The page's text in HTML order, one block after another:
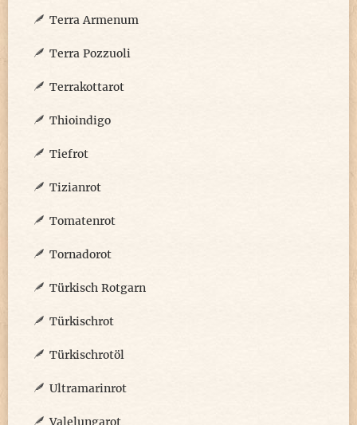
Terra Armenum
Terra Pozzuoli
Terrakottarot
Thioindigo
Tiefrot
Tizianrot
Tomatenrot
Tornadorot
Türkisch Rotgarn
Türkischrot
Türkischrotöl
Ultramarinrot
Valelungarot